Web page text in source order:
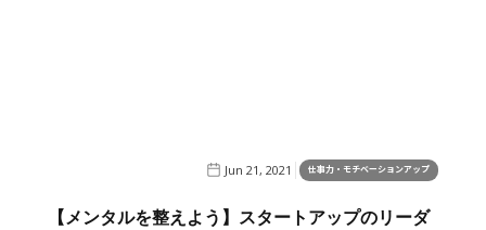
Jun 21, 2021 仕事力・モチベーションアップ
【メンタルを整えよう】スタートアップのリーダ